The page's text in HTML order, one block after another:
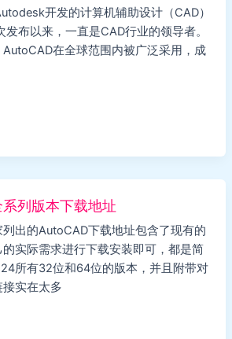
开发的计算机辅助设计（CAD）
布以来，一直是CAD行业的领导者。
在全球范围内被广泛采用，成
列版本下载地址
出的AutoCAD下载地址包含了现有的
实际需求进行下载安装即可，都是简
所有32位和64位的版本，并且附带对
实在太多